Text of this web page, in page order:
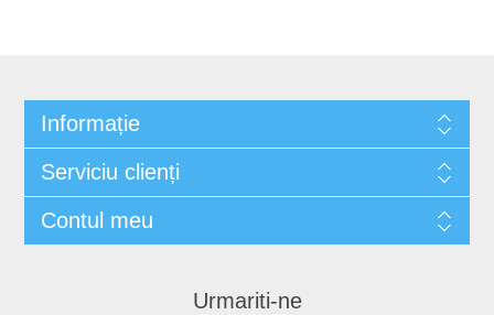
Informație
Serviciu clienți
Contul meu
Urmariti-ne